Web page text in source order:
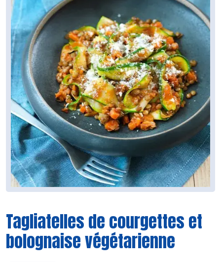
Tagliatelles de courgettes et
bolognaise végétarienne